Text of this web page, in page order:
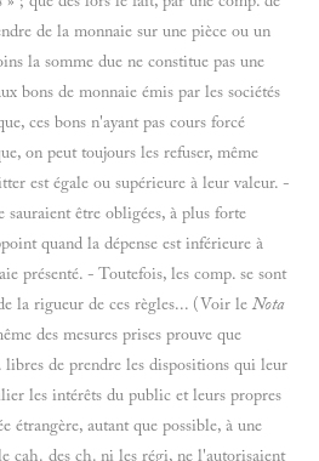
de la monnaie sur une pièce ou un
la somme due ne constitue pas une
bons de monnaie émis par les sociétés
ces bons n'ayant pas cours forcé
on peut toujours les refuser, même
est égale ou supérieure à leur valeur. -
sauraient être obligées, à plus forte
quand la dépense est inférieure à
présenté. - Toutefois, les comp. se sont
la rigueur de ces règles... (Voir le Nota
des mesures prises prouve que
libres de prendre les dispositions qui leur
les intérêts du public et leurs propres
étrangère, autant que possible, à une
cah. des ch. ni les régi, ne l'autorisaient